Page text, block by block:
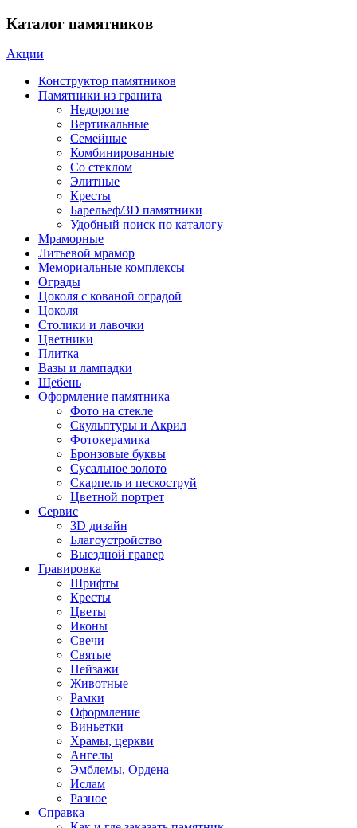
Каталог памятников
Акции
Конструктор памятников
Памятники из гранита
Недорогие
Вертикальные
Семейные
Комбинированные
Со стеклом
Элитные
Кресты
Барельеф/3D памятники
Удобный поиск по каталогу
Мраморные
Литьевой мрамор
Мемориальные комплексы
Ограды
Цоколя с кованой оградой
Цоколя
Столики и лавочки
Цветники
Плитка
Вазы и лампадки
Щебень
Оформление памятника
Фото на стекле
Скульптуры и Акрил
Фотокерамика
Бронзовые буквы
Сусальное золото
Скарпель и пескоструй
Цветной портрет
Сервис
3D дизайн
Благоустройство
Выездной гравер
Гравировка
Шрифты
Кресты
Цветы
Иконы
Свечи
Святые
Пейзажи
Животные
Рамки
Оформление
Виньетки
Храмы, церкви
Ангелы
Эмблемы, Ордена
Ислам
Разное
Справка